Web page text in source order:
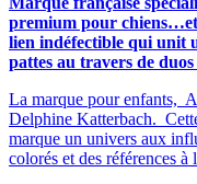
premium pour
lien indéfectible qui unit
pattes au travers de
La marque pour enfants,
Delphine Katterbach.
marque un univers aux
colorés et des références